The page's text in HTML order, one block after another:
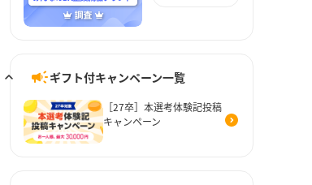
ギフト付キャンペーン一覧
［27卒］本選考体験記投稿
キャンペーン